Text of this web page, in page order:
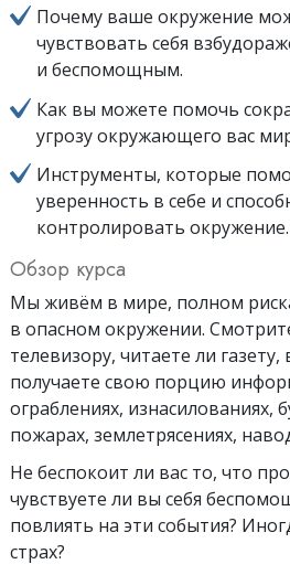
Почему ваше окружение
чувствовать себя
и беспомощным.
Как вы можете помочь
угрозу окружающего вас
Инструменты, которые
уверенность в себе и
контролировать окружение.
Обзор курса
Мы живём в мире, полном
в опасном окружении.
телевизору, читаете ли
получаете свою порцию
ограблениях, изнасилованиях,
пожарах, землетрясениях,
Не беспокоит ли вас то, что
чувствуете ли вы себя
повлиять на эти события?
страх?